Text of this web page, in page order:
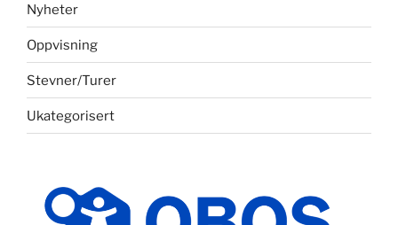
Nyheter
Oppvisning
Stevner/Turer
Ukategorisert